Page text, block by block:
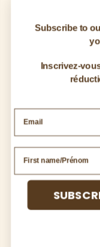
4.9
ÉCRIRE UN
If you want
reviews
contact me
contact
Continuer
Subscribe to
Inscrivez-